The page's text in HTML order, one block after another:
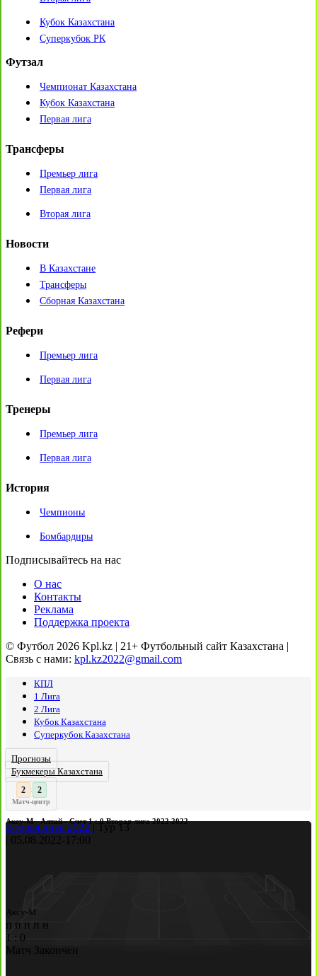
Кубок Казахстана
Суперкубок РК
Футзал
Чемпионат Казахстана
Кубок Казахстана
Первая лига
Трансферы
Премьер лига
Первая лига
Вторая лига
Новости
В Казахстане
Трансферы
Сборная Казахстана
Рефери
Премьер лига
Первая лига
Тренеры
Премьер лига
Первая лига
История
Чемпионы
Бомбардиры
Подписывайтесь на нас
О нас
Контакты
Реклама
Поддержка проекта
© Футбол 2026 Kpl.kz | 21+ Футбольный сайт Казахстана |
Связь с нами: kpl.kz2022@gmail.com
КПЛ
1 Лига
2 Лига
Кубок Казахстана
Суперкубок Казахстана
Прогнозы
Букмекеры Казахстана
3 : 2
Матч-центр
Аксу-М - Алтай - Счет 1 : 0 Вторая лига 2022 2022
Вторая лига 2022
Тур 13
05.08.2022- 17:00
Аксу-М
п п п п н
1 : 0
Матч Закончен